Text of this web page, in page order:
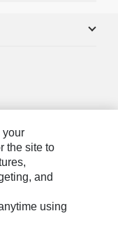
your
the site to
and
using